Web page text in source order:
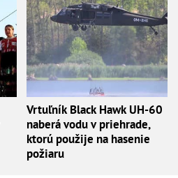
Vrtuľník Black Hawk UH-60
naberá vodu v priehrade,
ktorú použije na hasenie
požiaru